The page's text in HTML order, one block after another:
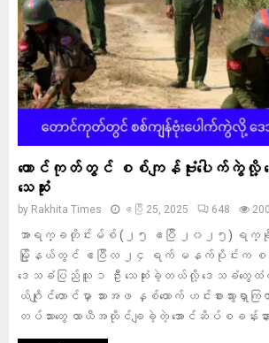
တောင်ကုတ်တွင် စစ်ကျန်ဗုံးပေါက်ကွဲလို့
သေဆုံး
by Rakhita Times ဧပြီ 25, 2025 648
အာရက္ခတိုင်းမ်စ် (၂၅ ဧပြီ ၂၀၂၅) ရက္ခို
မြို့နယ်တွင် ဧပြီလ ၂၄ ရက် မနက်ပိုင်းက စစ်
ဒေသခံပြည်သူ ၁ ဦး သေဆုံးခဲ့တယ်လို့ ဒေသခံတွေ
ယ်ဂျိုင်တောင်မှာ သားအဖ နှစ်ယောက် ဟင်းစားသွားရှာ
တပ်သားတွေ ယာယီအထိုင်ချခဲ့တဲ့ အောင်ဆိပ်စခန်းနားက ကျ